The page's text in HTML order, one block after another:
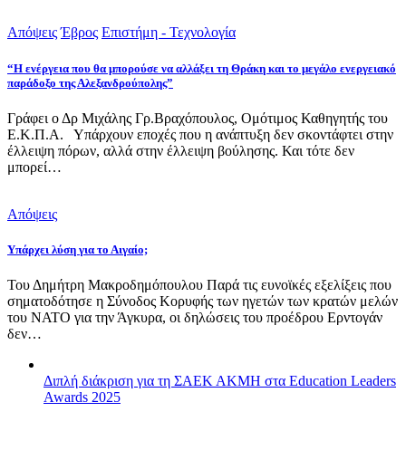
Απόψεις Έβρος Επιστήμη - Τεχνολογία
“Η ενέργεια που θα μπορούσε να αλλάξει τη Θράκη και το μεγάλο ενεργειακό
παράδοξο της Αλεξανδρούπολης”
Γράφει ο Δρ Μιχάλης Γρ.Βραχόπουλος, Ομότιμος Καθηγητής του
Ε.Κ.Π.Α. Υπάρχουν εποχές που η ανάπτυξη δεν σκοντάφτει στην
έλλειψη πόρων, αλλά στην έλλειψη βούλησης. Και τότε δεν
μπορεί…
Απόψεις
Υπάρχει λύση για το Αιγαίο;
Του Δημήτρη Μακροδημόπουλου Παρά τις ευνοϊκές εξελίξεις που
σηματοδότησε η Σύνοδος Κορυφής των ηγετών των κρατών μελών
του ΝΑΤΟ για την Άγκυρα, οι δηλώσεις του προέδρου Ερντογάν
δεν…
Διπλή διάκριση για τη ΣΑΕΚ ΑΚΜΗ στα Education Leaders
Awards 2025